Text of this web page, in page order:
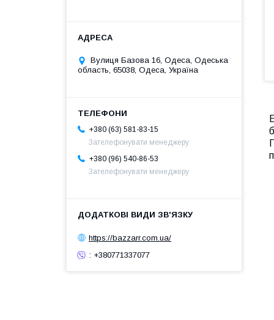
Вулиця Базова 16, Одеса, Одеська
область, 65038, Одеса, Україна
+380 (63) 581-83-15
Зателефонувати менеджеру
+380 (96) 540-86-53
Зателефонувати менеджеру
https://bazzarr.com.ua/
: +380771337077